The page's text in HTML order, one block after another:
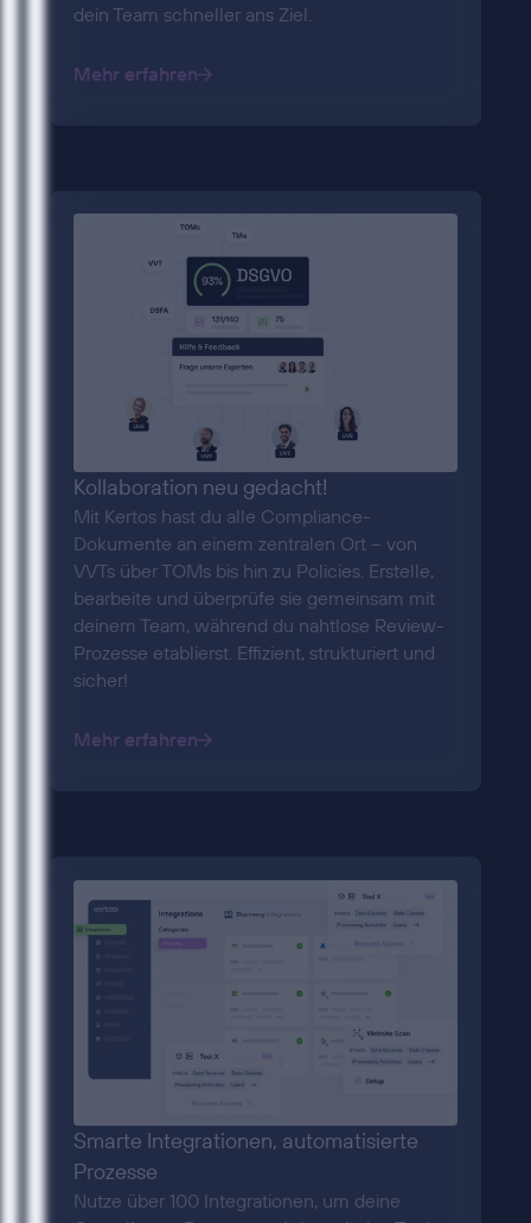
dein Team schneller ans Ziel.
Mehr erfahren
Kollaboration neu gedacht!
Mit Kertos hast du alle Compliance-
Dokumente an einem zentralen Ort – von
VVTs über TOMs bis hin zu Policies. Erstelle,
bearbeite und überprüfe sie gemeinsam mit
deinem Team, während du nahtlose Review-
Prozesse etablierst. Effizient, strukturiert und
sicher!
Mehr erfahren
Smarte Integrationen, automatisierte
Prozesse
Nutze über 100 Integrationen, um deine